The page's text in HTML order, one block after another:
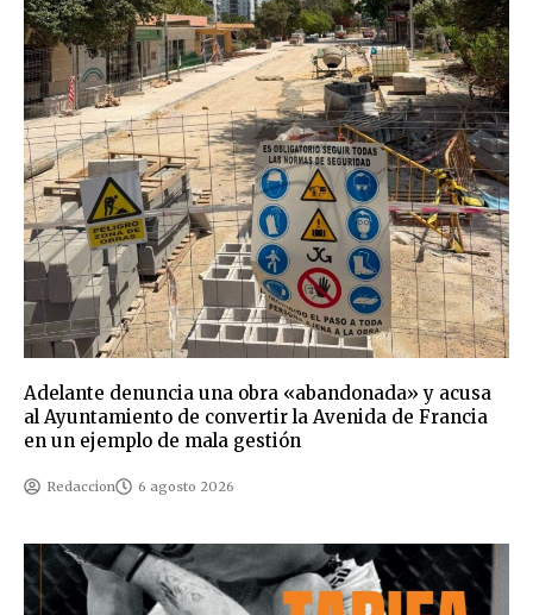
Adelante denuncia una obra «abandonada» y acusa
al Ayuntamiento de convertir la Avenida de Francia
en un ejemplo de mala gestión
Redaccion 6 agosto 2026